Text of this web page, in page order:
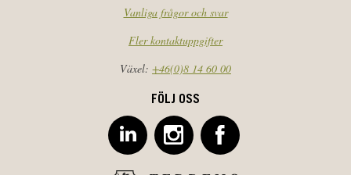
Vanliga frågor och svar
Fler kontaktuppgifter
Växel: +46(0)8 14 60 00
FÖLJ OSS